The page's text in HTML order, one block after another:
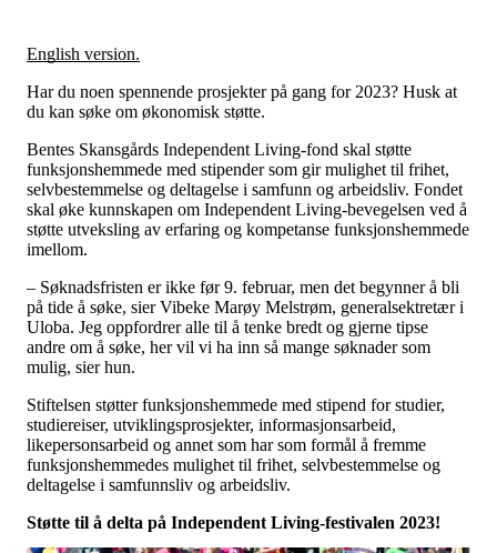
Kontakt Uloba
Supportsenter
English version.
Har du noen spennende prosjekter på gang for 2023? Husk at
du kan søke om økonomisk støtte.
Bentes Skansgårds Independent Living-fond skal støtte
funksjonshemmede med stipender som gir mulighet til frihet,
selvbestemmelse og deltagelse i samfunn og arbeidsliv. Fondet
skal øke kunnskapen om Independent Living-bevegelsen ved å
støtte utveksling av erfaring og kompetanse funksjonshemmede
imellom.
– Søknadsfristen er ikke før 9. februar, men det begynner å bli
på tide å søke, sier Vibeke Marøy Melstrøm, generalsektretær i
Uloba. Jeg oppfordrer alle til å tenke bredt og gjerne tipse
andre om å søke, her vil vi ha inn så mange søknader som
mulig, sier hun.
Stiftelsen støtter funksjonshemmede med stipend for studier,
studiereiser, utviklingsprosjekter, informasjonsarbeid,
likepersonsarbeid og annet som har som formål å fremme
funksjonshemmedes mulighet til frihet, selvbestemmelse og
deltagelse i samfunnsliv og arbeidsliv.
Støtte til å delta på Independent Living-festivalen 2023!